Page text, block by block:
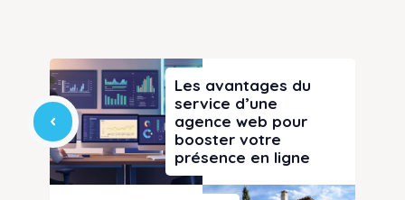
Les avantages du
service d’une
agence web pour
booster votre
présence en ligne